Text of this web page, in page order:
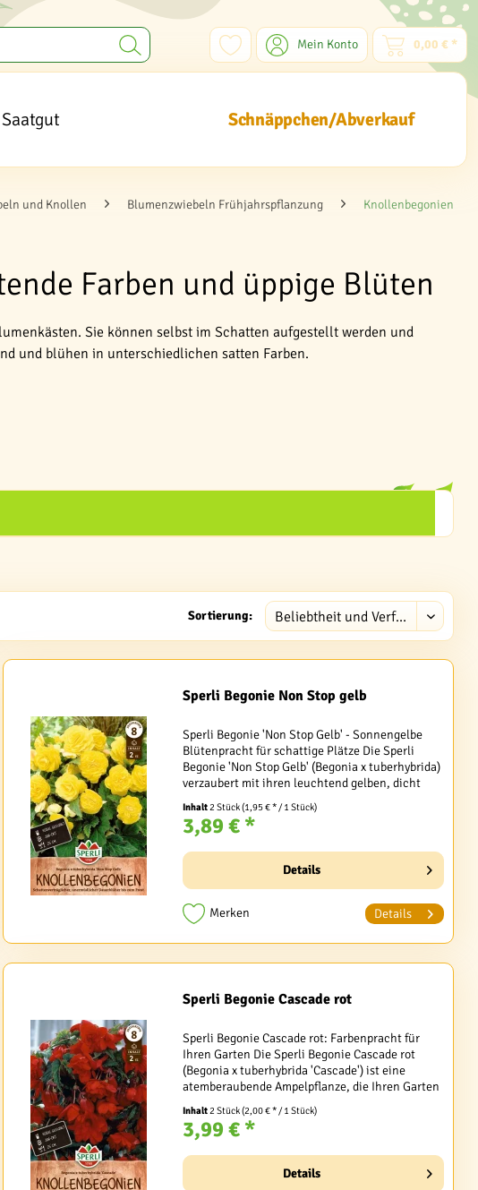
Mein Konto 0,00 € *
Saatgut Schnäppchen/Abverkauf
und Knollen Blumenzwiebeln Frühjahrspflanzung Knollenbegonien
Farben und üppige Blüten
Sie können selbst im Schatten aufgestellt werden und
und blühen in unterschiedlichen satten Farben.
Sortierung:
Sperli Begonie Non Stop gelb
Sperli Begonie 'Non Stop Gelb' - Sonnengelbe
Blütenpracht für schattige Plätze Die Sperli
Begonie 'Non Stop Gelb' (Begonia x tuberhybrida)
verzaubert mit ihren leuchtend gelben, dicht
gefüllten Blüten jeden Garten, Balkon oder...
Inhalt2 Stück(1,95 € * / 1 Stück)
3,89 € *
Details
Merken Details
Sperli Begonie Cascade rot
Sperli Begonie Cascade rot: Farbenpracht für
Ihren Garten Die Sperli Begonie Cascade rot
(Begonia x tuberhybrida 'Cascade') ist eine
atemberaubende Ampelpflanze, die Ihren Garten
in ein Blütenmeer verwandelt. Mit ihren
üppigen, gefüllten...
Inhalt2 Stück(2,00 € * / 1 Stück)
3,99 € *
Details